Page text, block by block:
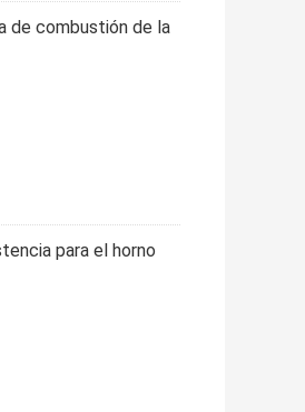
de combustión de la
para el horno